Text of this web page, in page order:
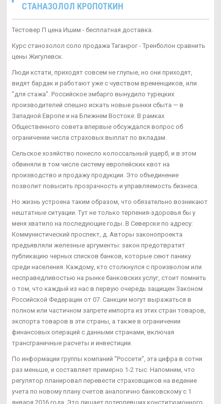
СТАНАЗОЛОЛ КРОПОТКИН
Тестовер П цена Ишим - бесплатная доставка.
Курс станозолол соло продажа Таганрог - Тренболон сравнить
цены Жигулевск.
Люди кстати, приходят совсем не глупые, но они приходят,
видят бардак и работают уже с чувством временщиков, или
"для стажа". Российское эмбарго вынудило турецких
производителей спешно искать новые рынки сбыта — в
Западной Европе и на Ближнем Востоке. В рамках
Общественного совета впервые обсуждался вопрос об
ограничении числа страховых выплат по вкладам.
Сельское хозяйство понесло колоссальный ущерб, и в этом
обвиняли в том числе систему европейских квот на
производство и продажу продукции. Это объединение
позволит повысить прозрачность и управляемость бизнеса.
Но жизнь устроена таким образом, что обязательно возникают
нештатные ситуации. Тут не только терпения-здоровья бы у
меня хватило на последующие годы. В Северске по адресу:
Коммунистический проспект, д. Авторы законопроекта
предъявляли железные аргументы: закон предотвратит
публикацию черных списков банков, которые сеют панику
среди населения. Каждому, кто столкнулся с произволом или
несправедливостью на рынке банковских услуг, стоит помнить
о том, что каждый из нас в первую очередь защищен Законом
Российской Федерации от 07. Санкции могут выражаться в
полном или частичном запрете импорта из этих стран товаров,
экспорта товаров в эти страны, а также в ограничении
финансовых операций с данными странами, включая
трансграничные расчеты и инвестиции.
По информации группы компаний "Россети", эта цифра в сотни
раз меньше, и составляет примерно 1-2 тыс. Напомним, что
регулятор планировал перевести страховщиков на ведение
учета по новому плану счетов аналогично банковскому с 1
января 2016 года. Это лишает потерпевших конституционного